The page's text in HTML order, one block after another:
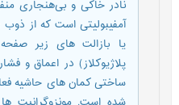
آمفیبولیتی است که از
یا بازالت های زیر
پلاژیوکلاز) در اعماق و
ساختی کمان های حاشیه